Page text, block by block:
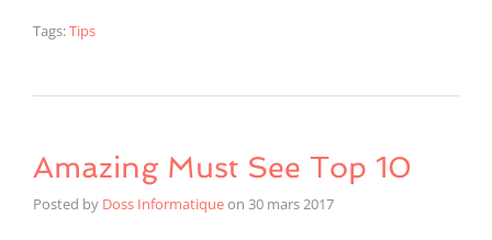
Tags:Tips
Amazing Must See Top 10
Posted by Doss Informatiqueon 30 mars 2017